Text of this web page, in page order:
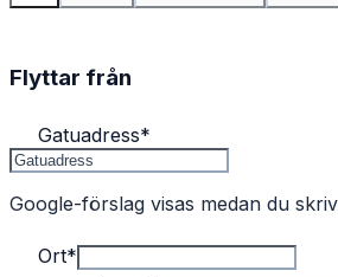
Flyttar från
Gatuadress*
Google-förslag visas medan du
Ort*